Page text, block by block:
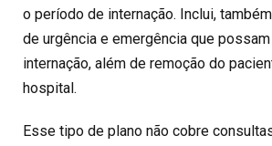
o período de internação. Inclui,
de urgência e emergência que
internação, além de remoção do
hospital.
Esse tipo de plano não cobre